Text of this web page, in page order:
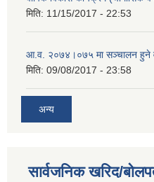
मिति: 11/15/2017 - 22:53
आ.व. २०७४।०७५ मा सञ्चालन हुने
मिति: 09/08/2017 - 23:58
अन्य
सार्वजनिक खरिद/